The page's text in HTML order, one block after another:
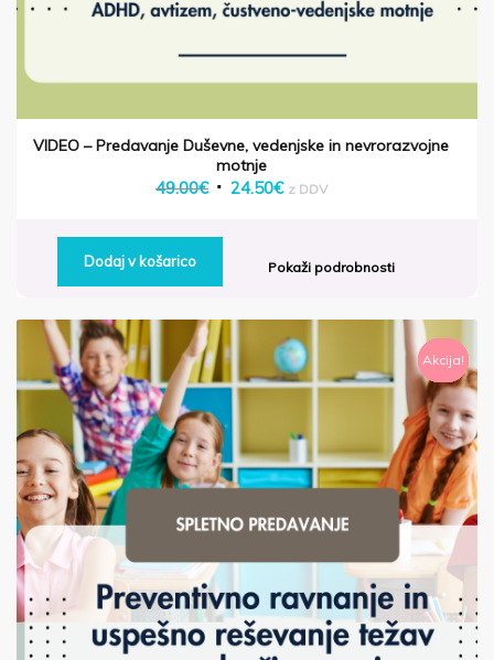
VIDEO – Predavanje Duševne, vedenjske in nevrorazvojne
motnje
49.00€ Izvirna
je
49.00€.
24.50€Trenutna
24.50€.
z DDV
Dodaj v košarico Pokaži podrobnosti
Akcija!
Akcija!
Akcija!
Akcija!
Akcija!
Akcija!
Akcija!
Akcija!